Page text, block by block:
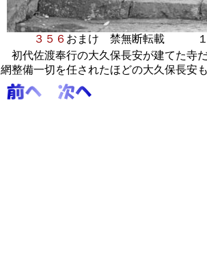
３５６ おまけ
禁無断転載
初代佐渡奉行の大久保長安が建てた寺
網整備一切を任されたほどの大久保長安